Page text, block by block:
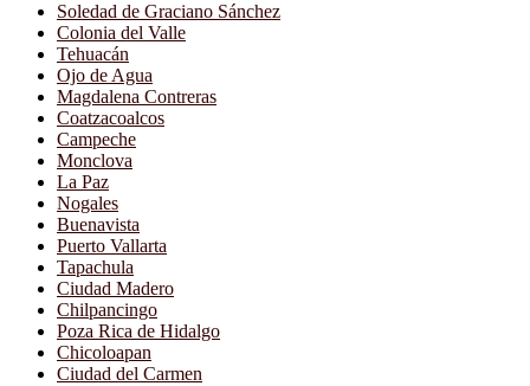
Soledad de Graciano Sánchez
Colonia del Valle
Tehuacán
Ojo de Agua
Magdalena Contreras
Coatzacoalcos
Campeche
Monclova
La Paz
Nogales
Buenavista
Puerto Vallarta
Tapachula
Ciudad Madero
Chilpancingo
Poza Rica de Hidalgo
Chicoloapan
Ciudad del Carmen